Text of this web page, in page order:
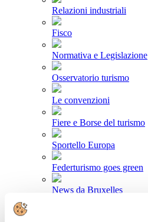
Relazioni industriali
Fisco
Normativa e Legislazione
Osservatorio turismo
Le convenzioni
Fiere e Borse del turismo
Sportello Europa
Federturismo goes green
News da Bruxelles